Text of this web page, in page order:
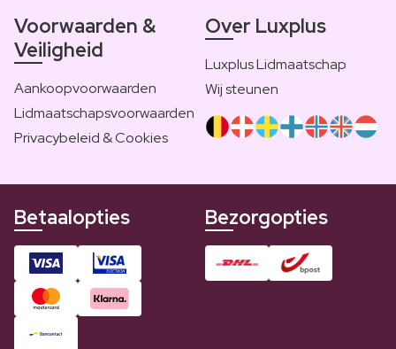
Voorwaarden &
Veiligheid
Aankoopvoorwaarden
Lidmaatschapsvoorwaarden
Privacybeleid & Cookies
Over Luxplus
Luxplus Lidmaatschap
Wij steunen
Betaalopties Bezorgopties